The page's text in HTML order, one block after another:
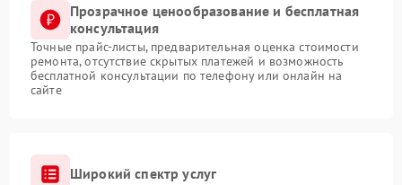
Прозрачное ценообразование и бесплатная
консультация
Точные прайс-листы, предварительная оценка стоимости
ремонта, отсутствие скрытых платежей и возможность
бесплатной консультации по телефону или онлайн на
сайте
Широкий спектр услуг